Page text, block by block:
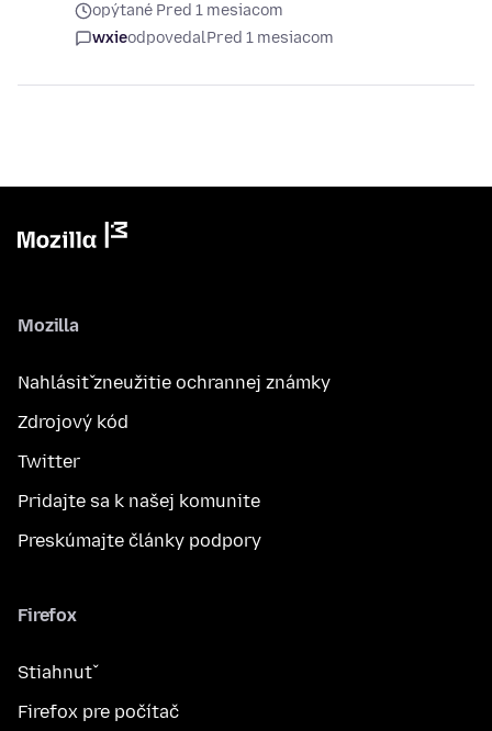
opýtané Pred 1 mesiacom
wxieodpovedalPred 1 mesiacom
Mozilla
Nahlásiť zneužitie ochrannej známky
Zdrojový kód
Twitter
Pridajte sa k našej komunite
Preskúmajte články podpory
Firefox
Stiahnuť
Firefox pre počítač